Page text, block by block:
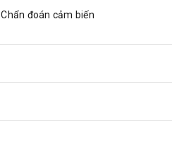
đoán cảm biến